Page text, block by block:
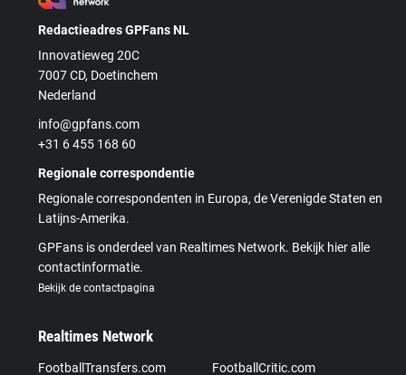
Redactieadres GPFans NL
Innovatieweg 20C
7007 CD, Doetinchem
Nederland
info@gpfans.com
+31 6 455 168 60
Regionale correspondentie
Regionale correspondenten in Europa, de Verenigde Staten en
Latijns-Amerika.
GPFans is onderdeel van Realtimes Network. Bekijk hier alle
contactinformatie.
Bekijk de contactpagina
Realtimes Network
FootballTransfers.com FootballCritic.com